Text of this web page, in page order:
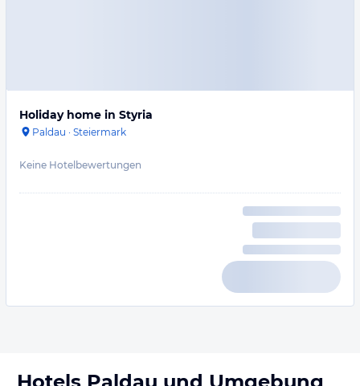
Holiday home in Styria
Paldau · Steiermark
Keine Hotelbewertungen